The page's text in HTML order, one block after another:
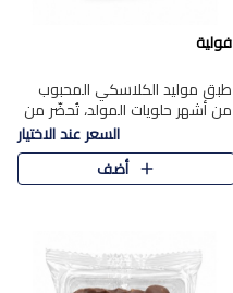
فولية
طبق موليد الكلاسكي المحبوب
من أشهر حلويات المولد، تُحضّر من
فول سوداني محمص بعناية
ومغلف بطبقة رقيقة من السكر
المكرمل، لتمنحك قرمشة أصيلة
السعر عند الاختيار
أضف